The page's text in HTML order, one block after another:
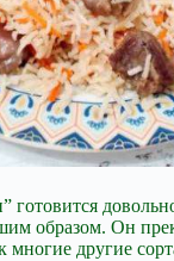
готовится
образом. Он
многие другие